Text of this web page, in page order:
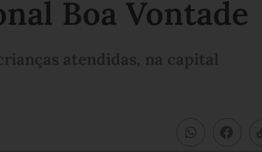
Boa Vontade
atendidas, na capital